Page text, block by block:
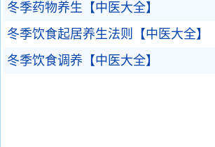
冬季药物养生【中医大全】
冬季饮食起居养生法则【中医大全】
冬季饮食调养【中医大全】